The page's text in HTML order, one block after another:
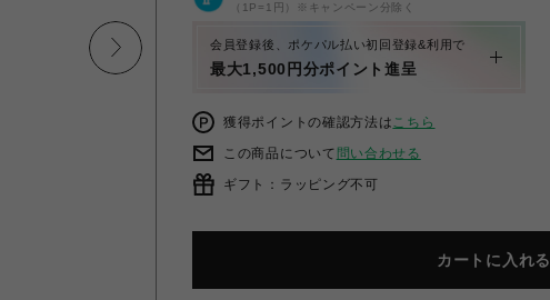
（1P=1円）※キャンペーン分除く
会員登録後、ポケパル払い初回登録&利用で
最大1,500円分ポイント進呈
獲得ポイントの確認方法はこちら
この商品について 問い合わせる
ギフト：ラッピング不可
カートに入れる